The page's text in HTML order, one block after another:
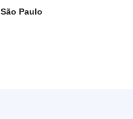
São Paulo